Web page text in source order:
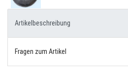
Artikelbeschreibung
Fragen zum Artikel